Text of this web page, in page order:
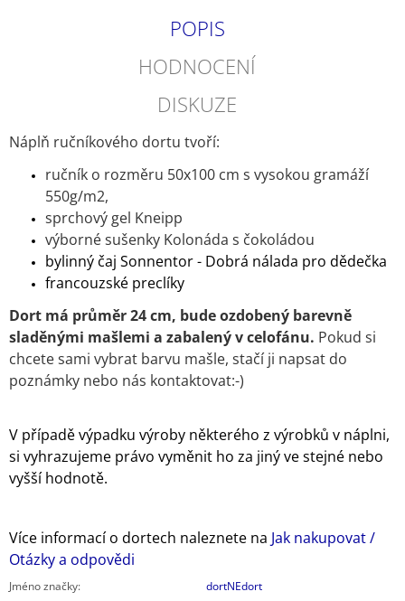
POPIS
HODNOCENÍ
DISKUZE
Náplň ručníkového dortu tvoří:
ručník o rozměru 50x100 cm s vysokou gramáží
550g/m2,
sprchový gel Kneipp
výborné sušenky Kolonáda s čokoládou
bylinný čaj Sonnentor - Dobrá nálada pro dědečka
francouzské preclíky
Dort má průměr 24 cm, bude ozdobený barevně
sladěnými mašlemi a zabalený v celofánu. Pokud si
chcete sami vybrat barvu mašle, stačí ji napsat do
poznámky nebo nás kontaktovat:-)
V případě výpadku výroby některého z výrobků v náplni,
si vyhrazujeme právo vyměnit ho za jiný ve stejné nebo
vyšší hodnotě.
Více informací o dortech naleznete na Jak nakupovat /
Otázky a odpovědi
Jméno značky:
dortNEdort